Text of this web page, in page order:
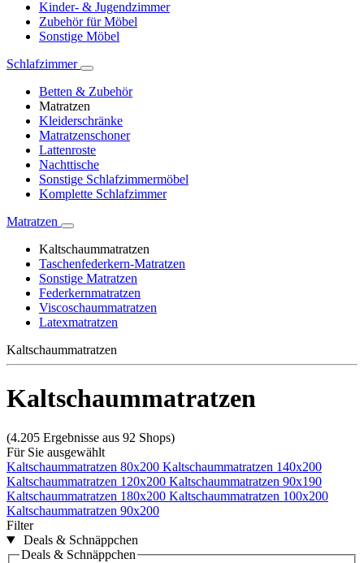
Kinder- & Jugendzimmer
Zubehör für Möbel
Sonstige Möbel
Schlafzimmer
Betten & Zubehör
Matratzen
Kleiderschränke
Matratzenschoner
Lattenroste
Nachttische
Sonstige Schlafzimmermöbel
Komplette Schlafzimmer
Matratzen
Kaltschaummatratzen
Taschenfederkern-Matratzen
Sonstige Matratzen
Federkernmatratzen
Viscoschaummatratzen
Latexmatratzen
Kaltschaummatratzen
Kaltschaummatratzen
(4.205 Ergebnisse aus 92 Shops)
Für Sie ausgewählt
Kaltschaummatratzen 80x200 Kaltschaummatratzen 140x200
Kaltschaummatratzen 120x200 Kaltschaummatratzen 90x190
Kaltschaummatratzen 180x200 Kaltschaummatratzen 100x200
Kaltschaummatratzen 90x200
Filter
Deals & Schnäppchen
Deals & Schnäppchen